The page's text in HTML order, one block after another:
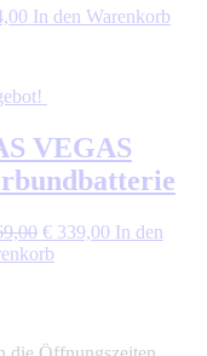
In den Warenkorb
VEGAS
Ursprünglicher
Preis
€339,00Aktueller
In den